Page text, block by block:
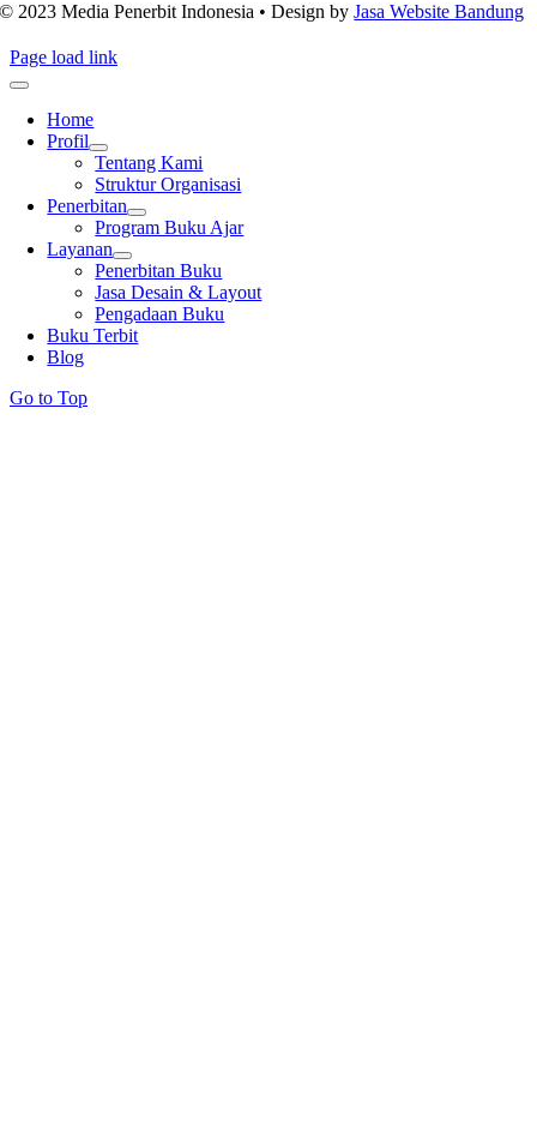
© 2023 Media Penerbit Indonesia • Design byJasa Website Bandung
Page load link
Home
Profil
Tentang Kami
Struktur Organisasi
Penerbitan
Program Buku Ajar
Layanan
Penerbitan Buku
Jasa Desain & Layout
Pengadaan Buku
Buku Terbit
Blog
Go to Top